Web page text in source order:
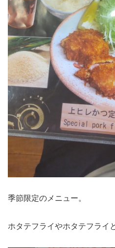
季節限定のメニュー。
ホタテフライやホタテフライ